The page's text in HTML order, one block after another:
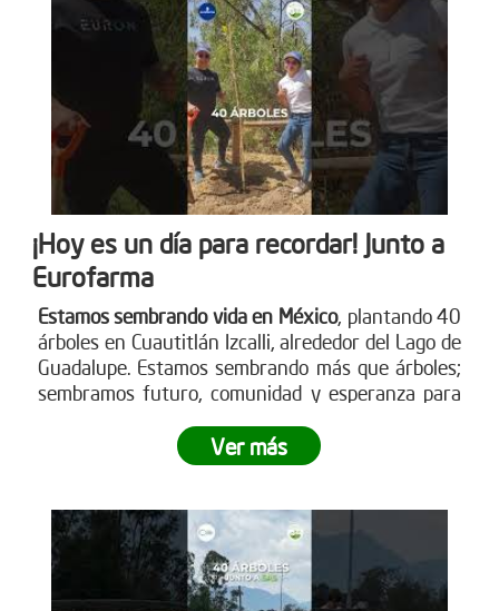
¡Hoy es un día para recordar! Junto a
Eurofarma
Estamos sembrando vida en México, plantando 40
árboles en Cuautitlán Izcalli, alrededor del Lago de
Guadalupe. Estamos sembrando más que árboles;
sembramos futuro, comunidad y esperanza para
revolución verde?
Ver más